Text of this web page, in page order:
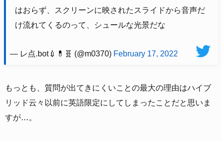
はおらず、スクリーンに映されたスライドから音声だ
け流れてくるのって、シュールな光景だな
— レ点.bot💉💊🧬 (@m0370) February 17, 2022
もっとも、質問が出てきにくいことの最大の理由はハイブ
リッド云々以前に英語限定にしてしまったことだと思いま
すが…。